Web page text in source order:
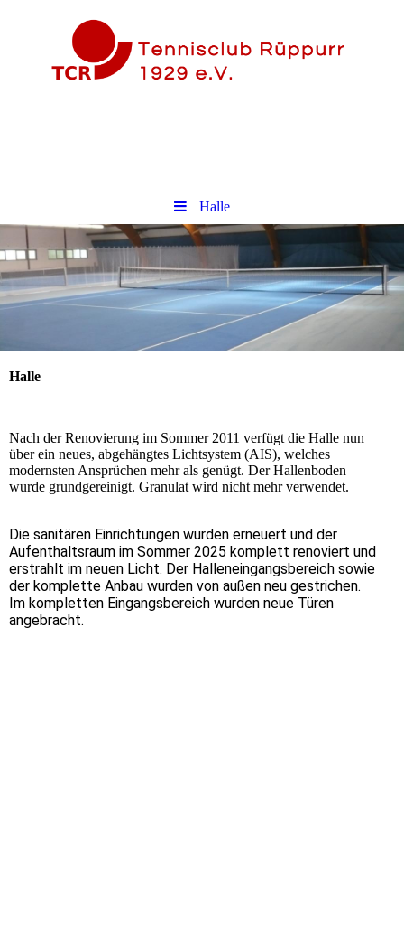
Halle
Halle
Nach der Renovierung im Sommer 2011 verfügt die Halle nun
über ein neues, abgehängtes Lichtsystem (AIS), welches
modernsten Ansprüchen mehr als genügt. Der Hallenboden
wurde grundgereinigt. Granulat wird nicht mehr verwendet.
Die sanitären Einrichtungen wurden erneuert und der
Aufenthaltsraum im Sommer 2025 komplett renoviert und
erstrahlt im neuen Licht. Der Halleneingangsbereich sowie
der komplette Anbau wurden von außen neu gestrichen.
Im kompletten Eingangsbereich wurden neue Türen
angebracht.